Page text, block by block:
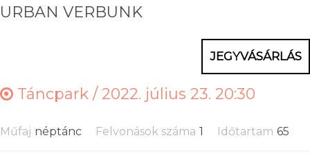
URBAN VERBUNK
JEGYVÁSÁRLÁS
Táncpark /2022. július 23. 20:30
Műfaj néptánc Felvonások száma 1 Időtartam 65